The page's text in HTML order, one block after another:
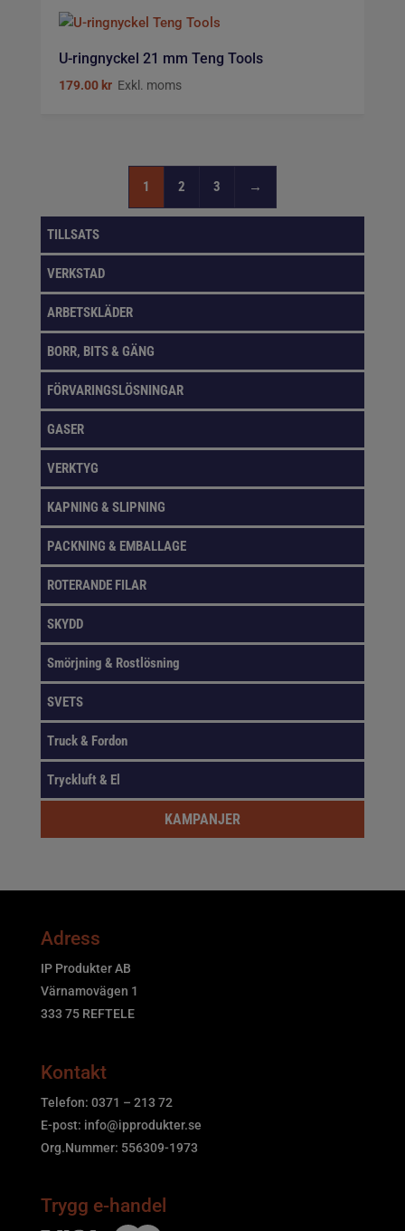
U-ringnyckel 21 mm Teng Tools
179.00 krExkl. moms
1 2 3 →
TILLSATS
VERKSTAD
ARBETSKLÄDER
BORR, BITS & GÄNG
FÖRVARINGSLÖSNINGAR
GASER
VERKTYG
KAPNING & SLIPNING
PACKNING & EMBALLAGE
ROTERANDE FILAR
SKYDD
Smörjning & Rostlösning
SVETS
Truck & Fordon
Tryckluft & El
KAMPANJER
Adress
IP Produkter AB
Värnamovägen 1
333 75 REFTELE
Kontakt
Telefon: 0371 – 213 72
E-post: info@ipprodukter.se
Org.Nummer: 556309-1973
Trygg e-handel